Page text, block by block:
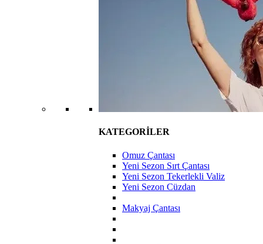
KATEGORİLER
Omuz Çantası
Yeni Sezon Sırt Çantası
Yeni Sezon Tekerlekli Valiz
Yeni Sezon Cüzdan
Makyaj Çantası